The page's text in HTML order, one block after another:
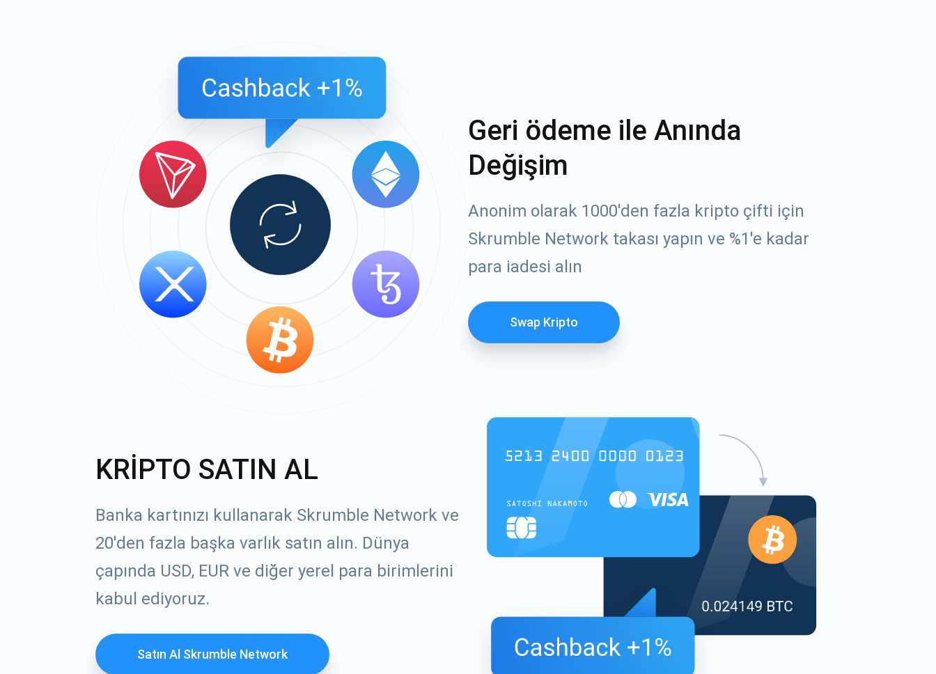
Geri ödeme ile Anında
Değişim
Anonim olarak 1000'den fazla kripto çifti için
Skrumble Network takası yapın ve %1'e kadar
para iadesi alın
Swap Kripto
KRİPTO SATIN AL
Banka kartınızı kullanarak Skrumble Network ve
20'den fazla başka varlık satın alın. Dünya
çapında USD, EUR ve diğer yerel para birimlerini
kabul ediyoruz.
Satın Al Skrumble Network